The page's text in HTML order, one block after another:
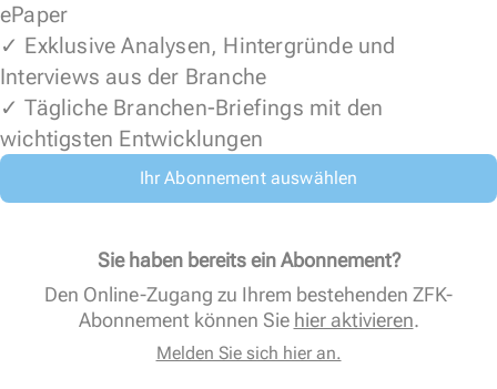
ePaper
✓ Exklusive Analysen, Hintergründe und
Interviews aus der Branche
✓ Tägliche Branchen-Briefings mit den
wichtigsten Entwicklungen
Ihr Abonnement auswählen
Sie haben bereits ein Abonnement?
Den Online-Zugang zu Ihrem bestehenden ZFK-
Abonnement können Sie hier aktivieren.
Melden Sie sich hier an.